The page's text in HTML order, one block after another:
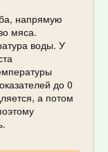
напрямую
мяса.
воды. У
до 0
а потом